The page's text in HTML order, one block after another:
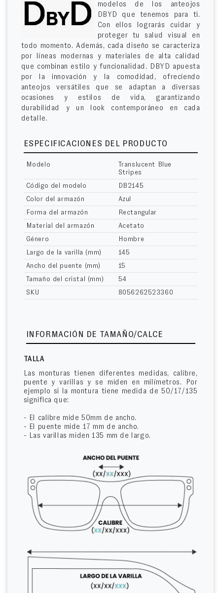
modelos de los anteojos
DBYD que tenemos para ti.
Con ellos lograrás cuidar y
proteger tu salud visual en
todo momento. Además, cada diseño se caracteriza
por líneas modernas y materiales de alta calidad
que combinan estilo y funcionalidad. DBYD apuesta
por la innovación y la comodidad, ofreciendo
anteojos versátiles que se adaptan a diversas
ocasiones y estilos de vida, garantizando
durabilidad y un look contemporáneo en cada
detalle.
ESPECIFICACIONES DEL PRODUCTO
Modelo
Translucent Blue
Stripes
Código del modelo
DB2145
Color del armazón
Azul
Forma del armazón
Rectangular
Material del armazón
Acetato
Género
Hombre
Largo de la varilla (mm)
145
Ancho del puente (mm)
15
Tamaño del cristal (mm)
54
SKU
8056262523360
INFORMACIÓN DE TAMAÑO/CALCE
TALLA
Las monturas tienen diferentes medidas, calibre,
puente y varillas y se miden en milímetros. Por
ejemplo si la montura tiene medida de 50/17/135
significa que:
- El calibre mide 50mm de ancho.
- El puente mide 17 mm de ancho.
- Las varillas miden 135 mm de largo.